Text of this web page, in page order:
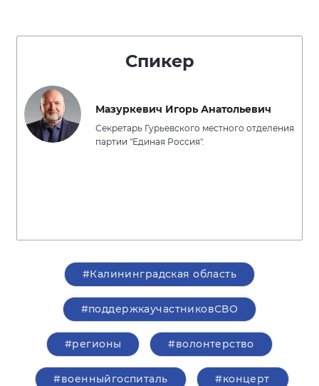
Спикер
Мазуркевич Игорь Анатольевич
Секретарь Гурьевского местного отделения
партии "Единая Россия".
#Калининградская область
#поддержкаучастниковСВО
#регионы #волонтерство
#военныйгоспиталь #концерт